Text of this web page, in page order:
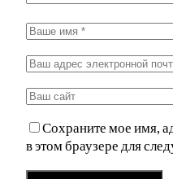
Сохраните мое имя,
в этом браузере для